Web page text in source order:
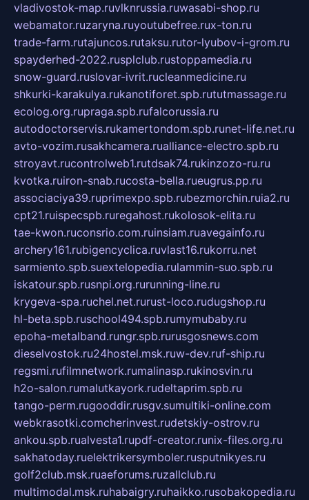
vladivostok-map.ruvlknrussia.ruwasabi-shop.ru
webamator.ruzaryna.ruyoutubefree.rux-ton.ru
trade-farm.rutajuncos.rutaksu.rutor-lyubov-i-grom.ru
spayderhed-2022.rusplclub.rustoppamedia.ru
snow-guard.ruslovar-ivrit.rucleanmedicine.ru
shkurki-karakulya.rukanotiforet.spb.rututmassage.ru
ecolog.org.rupraga.spb.rufalcorussia.ru
autodoctorservis.rukamertondom.spb.runet-life.net.ru
avto-vozim.rusakhcamera.rualliance-electro.spb.ru
stroyavt.rucontrolweb1.rutdsak74.rukinzozo-ru.ru
kvotka.ruiron-snab.rucosta-bella.rueugrus.pp.ru
associaciya39.ruprimexpo.spb.rubezmorchin.ruia2.ru
cpt21.ruispecspb.ruregahost.rukolosok-elita.ru
tae-kwon.ruconsrio.com.ruinsiam.ruavegainfo.ru
archery161.rubigencyclica.ruvlast16.rukorru.net
sarmiento.spb.suextelopedia.rulammin-suo.spb.ru
iskatour.spb.rusnpi.org.rurunning-line.ru
krygeva-spa.ruchel.net.rurust-loco.rudugshop.ru
hl-beta.spb.ruschool494.spb.rumymubaby.ru
epoha-metalband.rungr.spb.rurusgosnews.com
dieselvostok.ru24hostel.msk.ruw-dev.ruf-ship.ru
regsmi.rufilmnetwork.rumalinasp.rukinosvin.ru
h2o-salon.rumalutkayork.rudeltaprim.spb.ru
tango-perm.rugooddir.rusgv.sumultiki-online.com
webkrasotki.comcherinvest.rudetskiy-ostrov.ru
ankou.spb.rualvesta1.rupdf-creator.runix-files.org.ru
sakhatoday.ruelektrikersymboler.rusputnikyes.ru
golf2club.msk.ruaeforums.ruzallclub.ru
multimodal.msk.ruhabaigry.ruhaikko.rusobakopedia.ru